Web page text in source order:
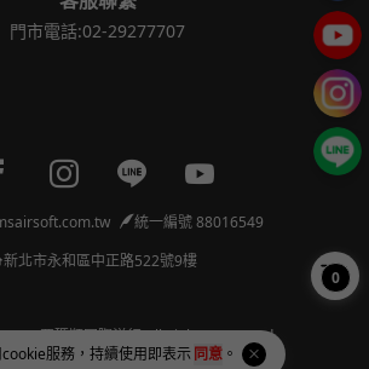
cookie服務，持續使用即表示同意 。
門市電話:02-29277707
Facebook page
Instagram page
Line pageYoutube page
統一編號 88016549
新北市永和區中正路522號9樓
亞瑪順國際洋行 All Rights Reserved.
Powered byBVSHOP.
0